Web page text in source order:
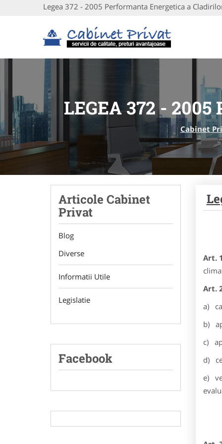
Legea 372 - 2005 Performanta Energetica a
LEGEA 372 - 2005
Cabinet
Articole Cabinet
Privat
Blog
Diverse
Informatii Utile
Legislatie
Facebook
Art.
Art.
a)
b)
c)
d)
e)